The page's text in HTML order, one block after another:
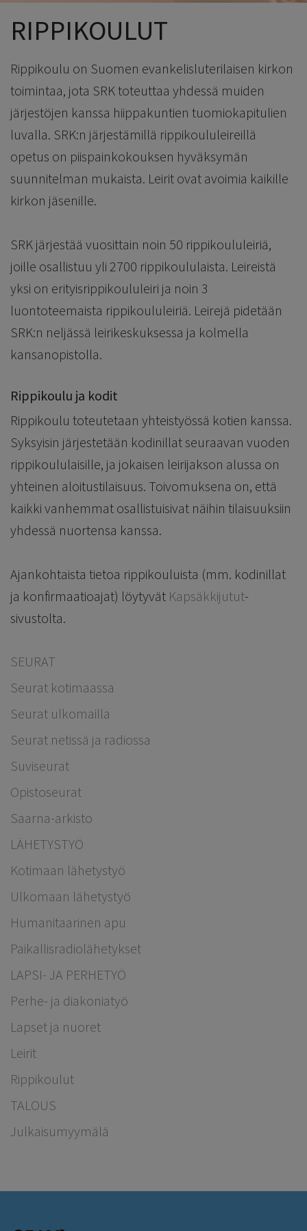
RIPPIKOULUT
Rippikoulu on Suomen evankelisluterilaisen kirkon
toimintaa, jota SRK toteuttaa yhdessä muiden
järjestöjen kanssa hiippakuntien tuomiokapitulien
luvalla. SRK:n järjestämillä rippikoululeireillä
opetus on piispainkokouksen hyväksymän
suunnitelman mukaista. Leirit ovat avoimia kaikille
kirkon jäsenille.
SRK järjestää vuosittain noin 50 rippikoululeiriä,
joille osallistuu yli 2700 rippikoululaista. Leireistä
yksi on erityisrippikoululeiri ja noin 3
luontoteemaista rippikoululeiriä. Leirejä pidetään
SRK:n neljässä leirikeskuksessa ja kolmella
kansanopistolla.
Rippikoulu ja kodit
Rippikoulu toteutetaan yhteistyössä kotien kanssa.
Syksyisin järjestetään kodinillat seuraavan vuoden
rippikoululaisille, ja jokaisen leirijakson alussa on
yhteinen aloitustilaisuus. Toivomuksena on, että
kaikki vanhemmat osallistuisivat näihin tilaisuuksiin
yhdessä nuortensa kanssa.
Ajankohtaista tietoa rippikouluista (mm. kodinillat
ja konfirmaatioajat) löytyvät Kapsäkkijutut-
sivustolta.
SEURAT
Seurat kotimaassa
Seurat ulkomailla
Seurat netissä ja radiossa
Suviseurat
Opistoseurat
Saarna-arkisto
LÄHETYSTYÖ
Kotimaan lähetystyö
Ulkomaan lähetystyö
Humanitaarinen apu
Paikallisradiolähetykset
LAPSI- JA PERHETYÖ
Perhe- ja diakoniatyö
Lapset ja nuoret
Leirit
Rippikoulut
TALOUS
Julkaisumyymälä